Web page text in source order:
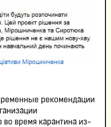
рекомендации
во время карантина из-